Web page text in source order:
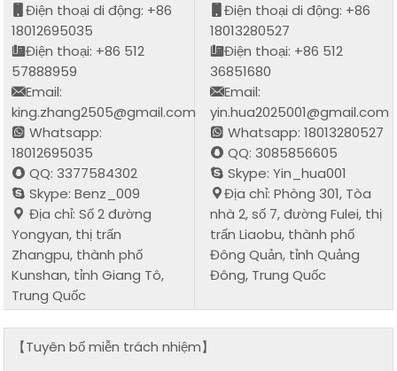
Điện thoại di động: +86
18012695035
Điện thoại: +86 512
57888959
Email:
king.zhang2505@gmail.com
Whatsapp:
18012695035
QQ: 3377584302
Skype: Benz_009
Địa chỉ: Số 2 đường
Yongyan, thị trấn
Zhangpu, thành phố
Kunshan, tỉnh Giang Tô,
Trung Quốc
Điện thoại di động: +86
18013280527
Điện thoại: +86 512
36851680
Email:
yin.hua2025001@gmail.com
Whatsapp: 18013280527
QQ: 3085856605
Skype: Yin_hua001
Địa chỉ: Phòng 301, Tòa
nhà 2, số 7, đường Fulei, thị
trấn Liaobu, thành phố
Đông Quản, tỉnh Quảng
Đông, Trung Quốc
【Tuyên bố miễn trách nhiệm】